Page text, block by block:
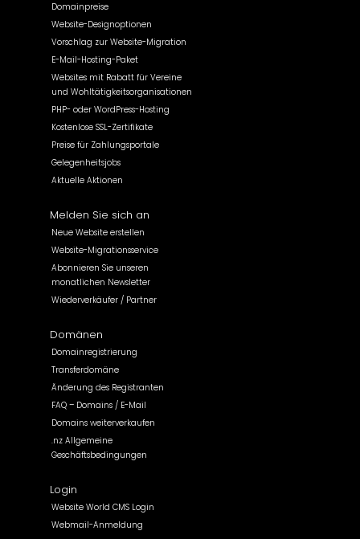
Domainpreise
Website-Designoptionen
Vorschlag zur Website-Migration
E-Mail-Hosting-Paket
Websites mit Rabatt für Vereine
und Wohltätigkeitsorganisationen
PHP- oder WordPress-Hosting
Kostenlose SSL-Zertifikate
Preise für Zahlungsportale
Gelegenheitsjobs
Aktuelle Aktionen
Melden Sie sich an
Neue Website erstellen
Website-Migrationsservice
Abonnieren Sie unseren
monatlichen Newsletter
Wiederverkäufer / Partner
Domänen
Domainregistrierung
Transferdomäne
Änderung des Registranten
FAQ – Domains / E-Mail
Domains weiterverkaufen
.nz Allgemeine
Geschäftsbedingungen
Login
Website World CMS Login
Webmail-Anmeldung